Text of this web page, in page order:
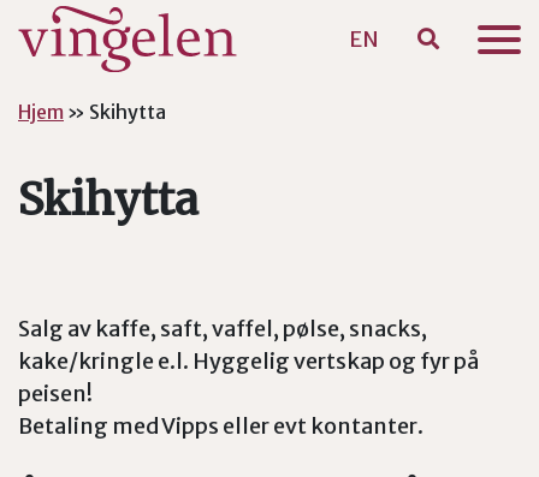
EN
Hjem » Skihytta
Skihytta
Salg av kaffe, saft, vaffel, pølse, snacks,
kake/kringle e.l. Hyggelig vertskap og fyr på
peisen!
Betaling med Vipps eller evt kontanter.